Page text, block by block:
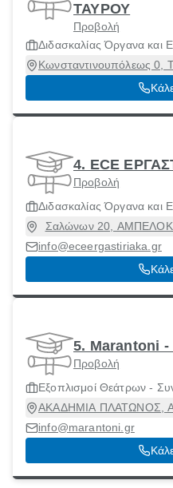
ΤΑΥΡΟΥ
Προβολή
Διδασκαλίας Όργανα και
Κωνσταντινουπόλεως 0,
4. ECE
Προβολή
Διδασκαλίας Όργανα και
Σαλώνων 20,
info@eceergastiriaka.gr
5. Marantoni -
Προβολή
Εξοπλισμοί Θεάτρων -
ΑΚΑΔΗΜΙΑ ΠΛΑΤΩΝΟΣ,
info@marantoni.gr